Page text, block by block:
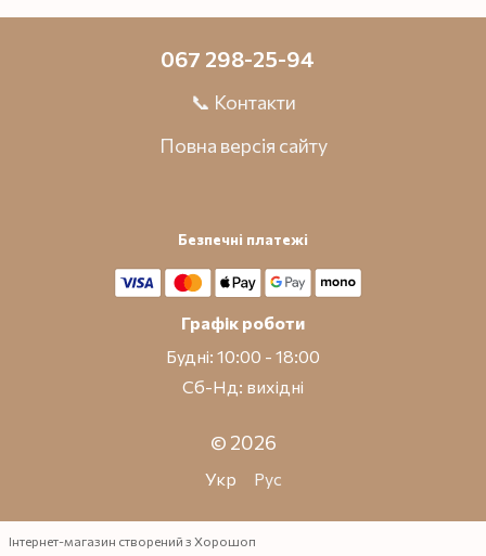
067 298-25-94
📞 Контакти
Повна версія сайту
Безпечні платежі
Графік роботи
Будні: 10:00 - 18:00
Сб-Нд: вихідні
© 2026
Укр Рус
Інтернет-магазин створений з Хорошоп